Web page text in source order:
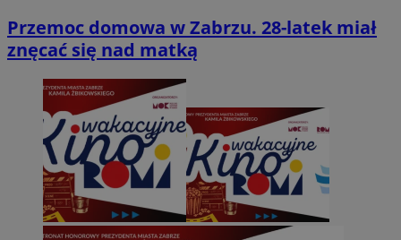
Przemoc domowa w Zabrzu. 28-latek miał
znęcać się nad matką